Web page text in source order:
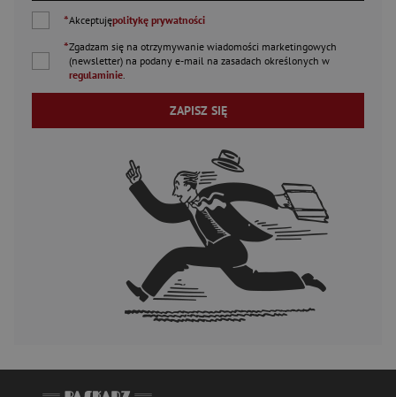
*Akceptujępolitykę prywatności
*Zgadzam się na otrzymywanie wiadomości marketingowych
(newsletter) na podany e-mail na zasadach określonych w
regulaminie.
ZAPISZ SIĘ